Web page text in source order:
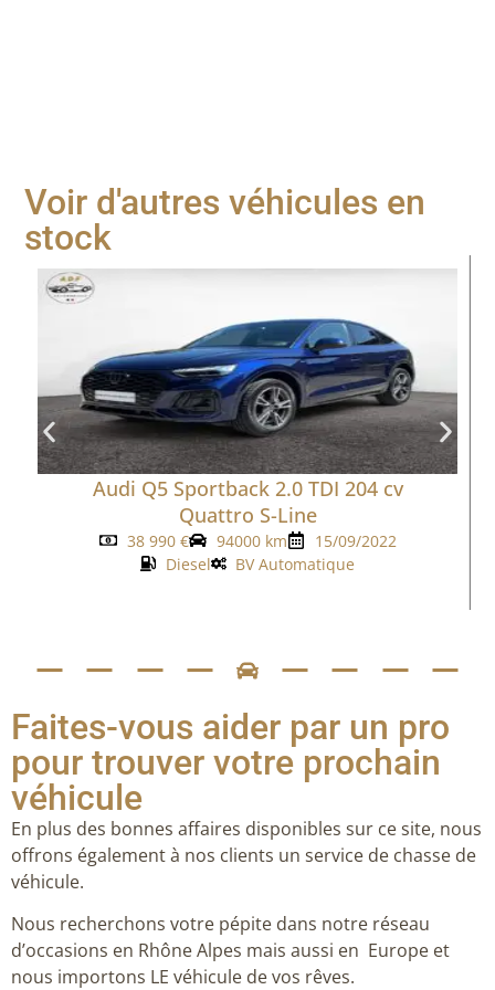
Voir d'autres véhicules en
stock
Audi Q5 Sportback 2.0 TDI 204 cv
Quattro S-Line
38 990 € 94000 km
15/09/2022
Diesel
BV Automatique
Faites-vous aider par un pro
pour trouver votre prochain
véhicule
En plus des bonnes affaires disponibles sur ce site, nous
offrons également à nos clients un service de chasse de
véhicule.
Nous recherchons votre pépite dans notre réseau
d’occasions en Rhône Alpes mais aussi en Europe et
nous importons LE véhicule de vos rêves.